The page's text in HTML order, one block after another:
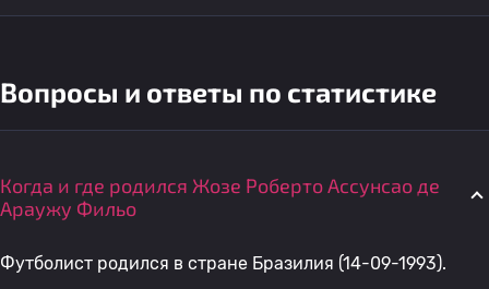
Вопросы и ответы по статистике
Когда и где родился Жозе Роберто Ассунсао де
Араужу Фильо
Футболист родился в стране Бразилия (14-09-1993).